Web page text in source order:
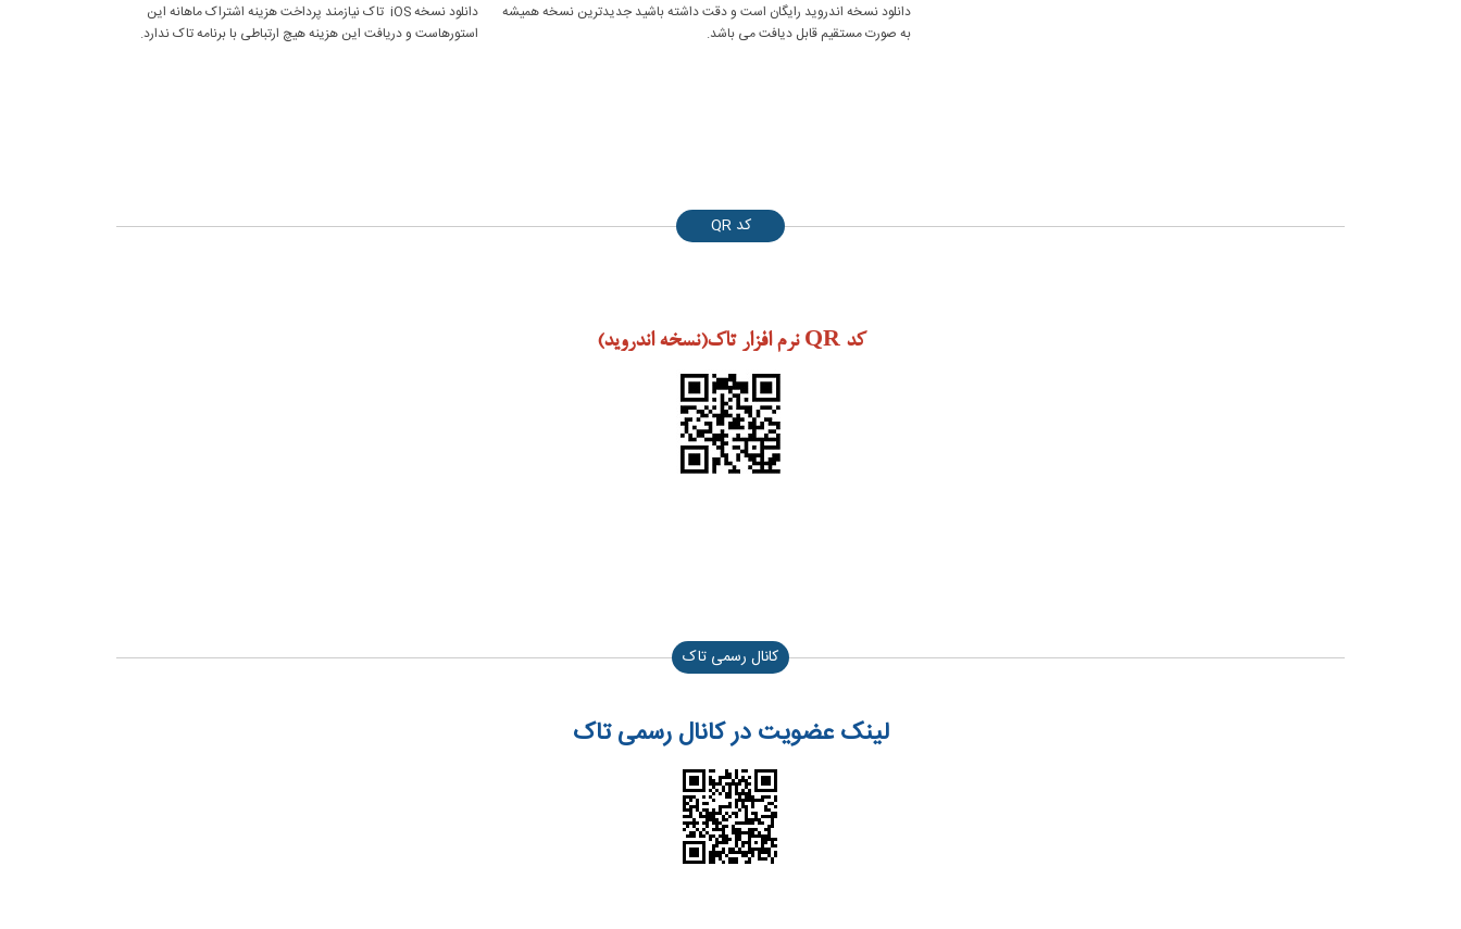
دانلود نسخه اندروید رایگان است و دقت داشته باشید جدیدترین نسخه همیشه
به صورت مستقیم قابل دیافت می باشد.
دانلود نسخه iOS تاک نیازمند پرداخت هزینه اشتراک ماهانه این
استورهاست و دریافت این هزینه هیچ ارتباطی با برنامه تاک ندارد.
کد QR
کد QR نرم افزار تاک(نسخه اندروید)
کانال رسمی تاک
لینک عضویت در کانال رسمی تاک